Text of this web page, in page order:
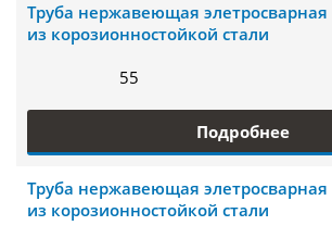
Труба нержавеющая элетросварная
из корозионностойкой стали
55
Подробнее
Труба нержавеющая элетросварная
из корозионностойкой стали